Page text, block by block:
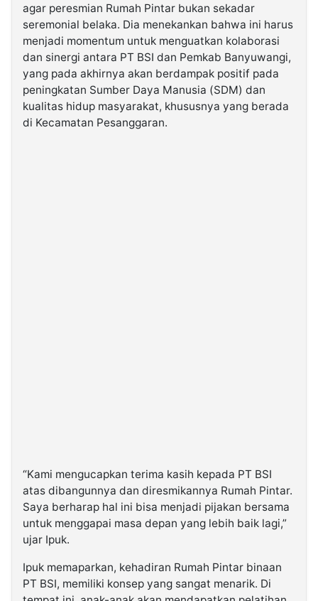
agar peresmian Rumah Pintar bukan sekadar
seremonial belaka. Dia menekankan bahwa ini harus
menjadi momentum untuk menguatkan kolaborasi
dan sinergi antara PT BSI dan Pemkab Banyuwangi,
yang pada akhirnya akan berdampak positif pada
peningkatan Sumber Daya Manusia (SDM) dan
kualitas hidup masyarakat, khususnya yang berada
di Kecamatan Pesanggaran.
“Kami mengucapkan terima kasih kepada PT BSI
atas dibangunnya dan diresmikannya Rumah Pintar.
Saya berharap hal ini bisa menjadi pijakan bersama
untuk menggapai masa depan yang lebih baik lagi,”
ujar Ipuk.
Ipuk memaparkan, kehadiran Rumah Pintar binaan
PT BSI, memiliki konsep yang sangat menarik. Di